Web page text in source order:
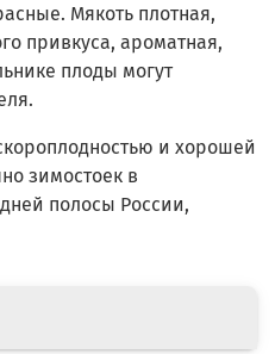
Мякоть плотная,
привкуса, ароматная,
плоды могут
и хорошей
зимостоек в
полосы России,